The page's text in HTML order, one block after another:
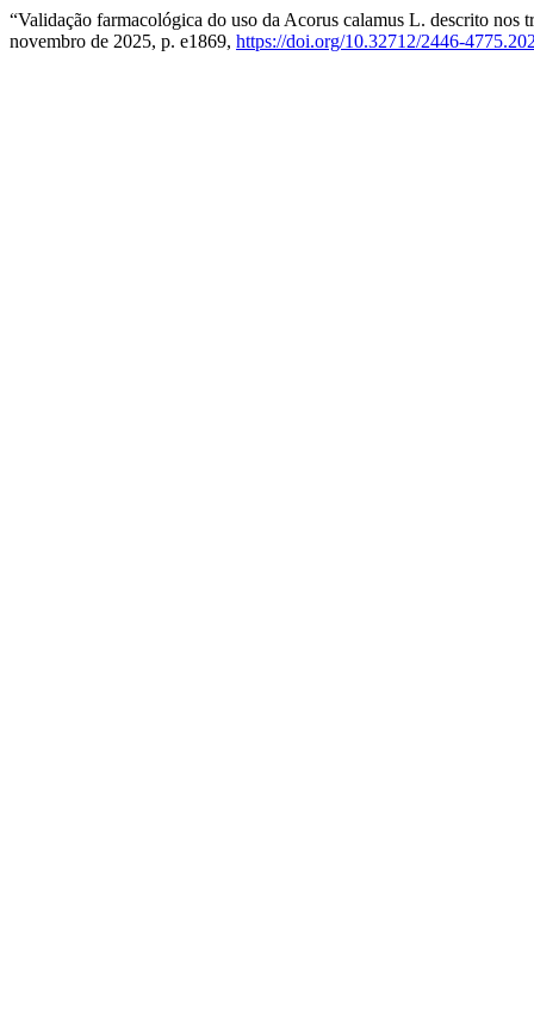
“Validação farmacológica do uso da Acorus calamus L. descrito
novembro de 2025, p. e1869, https://doi.org/10.32712/2446-